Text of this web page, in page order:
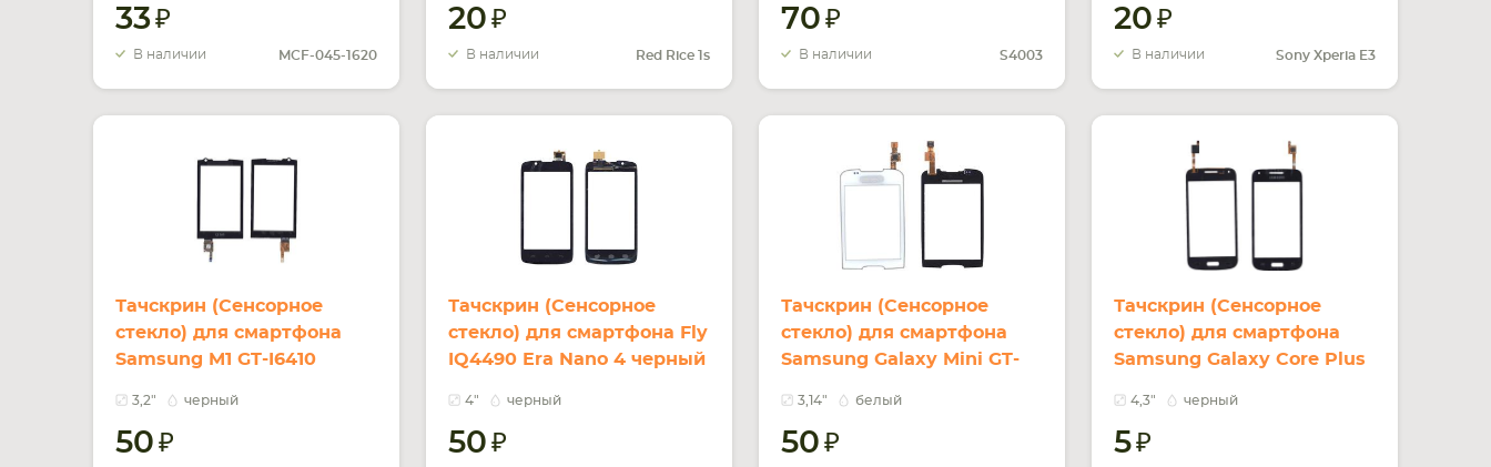
33
В наличии MCF-045-1620
20
В наличии Red Rice 1s
70
В наличии S4003
20
В наличии Sony Xperia E3
Тачскрин (Сенсорное
стекло) для смартфона
Samsung M1 GT-I6410
3,2" черный
50
Тачскрин (Сенсорное
стекло) для смартфона Fly
IQ4490 Era Nano 4 черный
4" черный
50
Тачскрин (Сенсорное
стекло) для смартфона
Samsung Galaxy Mini GT-
3,14" белый
50
Тачскрин (Сенсорное
стекло) для смартфона
Samsung Galaxy Core Plus
4,3" черный
5